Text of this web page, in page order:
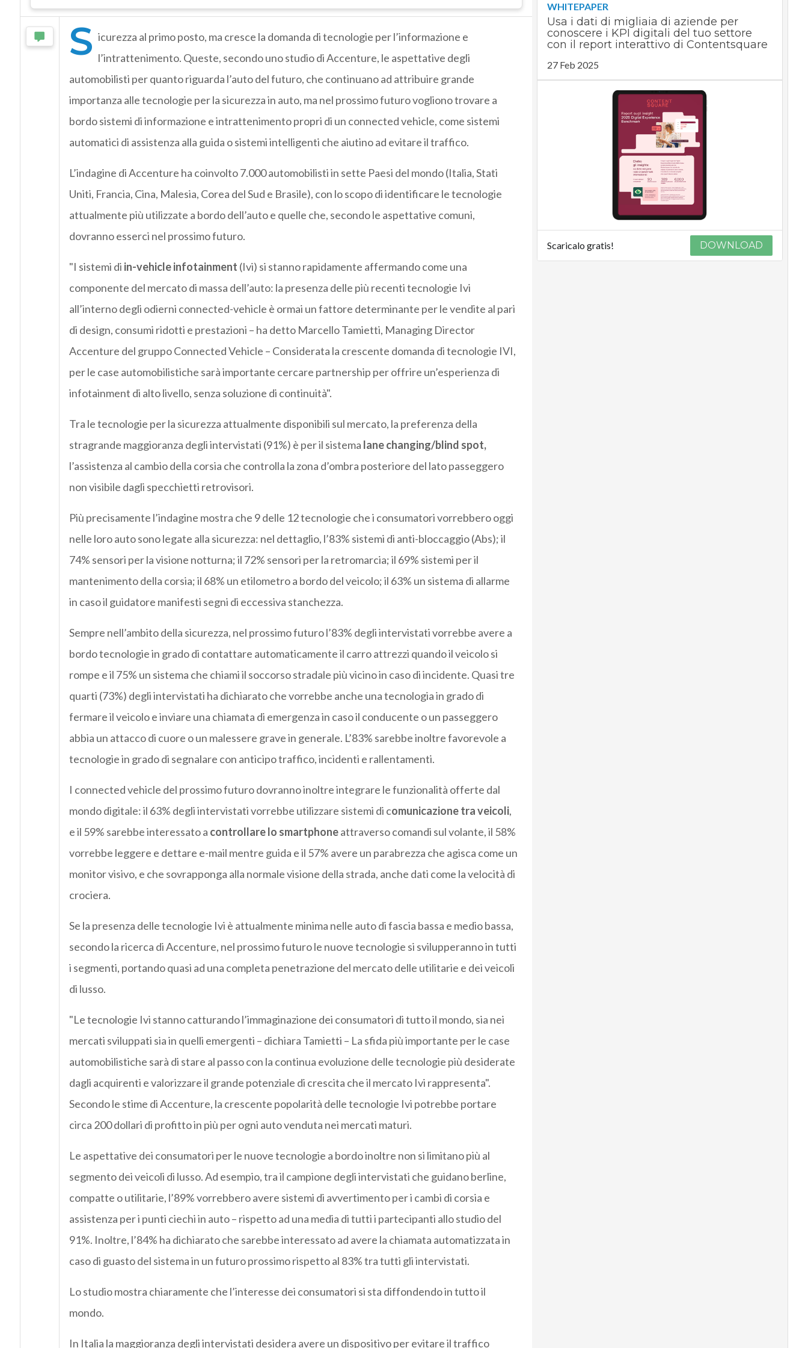
S icurezza al primo posto, ma cresce la domanda di tecnologie per l’informazione e
l’intrattenimento. Queste, secondo uno studio di Accenture, le aspettative degli
automobilisti per quanto riguarda l’auto del futuro, che continuano ad attribuire grande
importanza alle tecnologie per la sicurezza in auto, ma nel prossimo futuro vogliono trovare a
bordo sistemi di informazione e intrattenimento propri di un connected vehicle, come sistemi
automatici di assistenza alla guida o sistemi intelligenti che aiutino ad evitare il traffico.
L’indagine di Accenture ha coinvolto 7.000 automobilisti in sette Paesi del mondo (Italia, Stati
Uniti, Francia, Cina, Malesia, Corea del Sud e Brasile), con lo scopo di identificare le tecnologie
attualmente più utilizzate a bordo dell’auto e quelle che, secondo le aspettative comuni,
dovranno esserci nel prossimo futuro.
"I sistemi di in-vehicle infotainment (Ivi) si stanno rapidamente affermando come una
componente del mercato di massa dell’auto: la presenza delle più recenti tecnologie Ivi
all’interno degli odierni connected-vehicle è ormai un fattore determinante per le vendite al pari
di design, consumi ridotti e prestazioni – ha detto Marcello Tamietti, Managing Director
Accenture del gruppo Connected Vehicle – Considerata la crescente domanda di tecnologie IVI,
per le case automobilistiche sarà importante cercare partnership per offrire un’esperienza di
infotainment di alto livello, senza soluzione di continuità".
Tra le tecnologie per la sicurezza attualmente disponibili sul mercato, la preferenza della
stragrande maggioranza degli intervistati (91%) è per il sistema lane changing/blind spot,
l’assistenza al cambio della corsia che controlla la zona d’ombra posteriore del lato passeggero
non visibile dagli specchietti retrovisori.
Più precisamente l’indagine mostra che 9 delle 12 tecnologie che i consumatori vorrebbero oggi
nelle loro auto sono legate alla sicurezza: nel dettaglio, l’83% sistemi di anti-bloccaggio (Abs); il
74% sensori per la visione notturna; il 72% sensori per la retromarcia; il 69% sistemi per il
mantenimento della corsia; il 68% un etilometro a bordo del veicolo; il 63% un sistema di allarme
in caso il guidatore manifesti segni di eccessiva stanchezza.
Sempre nell’ambito della sicurezza, nel prossimo futuro l’83% degli intervistati vorrebbe avere a
bordo tecnologie in grado di contattare automaticamente il carro attrezzi quando il veicolo si
rompe e il 75% un sistema che chiami il soccorso stradale più vicino in caso di incidente. Quasi tre
quarti (73%) degli intervistati ha dichiarato che vorrebbe anche una tecnologia in grado di
fermare il veicolo e inviare una chiamata di emergenza in caso il conducente o un passeggero
abbia un attacco di cuore o un malessere grave in generale. L’83% sarebbe inoltre favorevole a
tecnologie in grado di segnalare con anticipo traffico, incidenti e rallentamenti.
I connected vehicle del prossimo futuro dovranno inoltre integrare le funzionalità offerte dal
mondo digitale: il 63% degli intervistati vorrebbe utilizzare sistemi di comunicazione tra veicoli,
e il 59% sarebbe interessato a controllare lo smartphoneattraverso comandi sul volante, il 58%
vorrebbe leggere e dettare e-mail mentre guida e il 57% avere un parabrezza che agisca come un
monitor visivo, e che sovrapponga alla normale visione della strada, anche dati come la velocità di
crociera.
Se la presenza delle tecnologie Ivi è attualmente minima nelle auto di fascia bassa e medio bassa,
secondo la ricerca di Accenture, nel prossimo futuro le nuove tecnologie si svilupperanno in tutti
i segmenti, portando quasi ad una completa penetrazione del mercato delle utilitarie e dei veicoli
di lusso.
"Le tecnologie Ivi stanno catturando l’immaginazione dei consumatori di tutto il mondo, sia nei
mercati sviluppati sia in quelli emergenti – dichiara Tamietti – La sfida più importante per le case
automobilistiche sarà di stare al passo con la continua evoluzione delle tecnologie più desiderate
dagli acquirenti e valorizzare il grande potenziale di crescita che il mercato Ivi rappresenta".
Secondo le stime di Accenture, la crescente popolarità delle tecnologie Ivi potrebbe portare
circa 200 dollari di profitto in più per ogni auto venduta nei mercati maturi.
Le aspettative dei consumatori per le nuove tecnologie a bordo inoltre non si limitano più al
segmento dei veicoli di lusso. Ad esempio, tra il campione degli intervistati che guidano berline,
compatte o utilitarie, l’89% vorrebbero avere sistemi di avvertimento per i cambi di corsia e
assistenza per i punti ciechi in auto – rispetto ad una media di tutti i partecipanti allo studio del
91%. Inoltre, l’84% ha dichiarato che sarebbe interessato ad avere la chiamata automatizzata in
caso di guasto del sistema in un futuro prossimo rispetto al 83% tra tutti gli intervistati.
Lo studio mostra chiaramente che l’interesse dei consumatori si sta diffondendo in tutto il
mondo.
In Italia la maggioranza degli intervistati desidera avere un dispositivo per evitare il traffico
WHITEPAPER
Usa i dati di migliaia di aziende per
conoscere i KPI digitali del tuo settore
con il report interattivo di Contentsquare
27 Feb 2025
Scaricalo gratis! DOWNLOAD